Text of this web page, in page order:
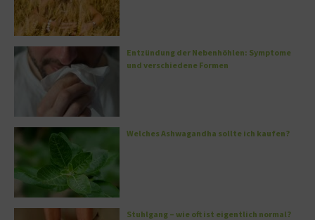
Entzündung der Nebenhöhlen: Symptome
und verschiedene Formen
Welches Ashwagandha sollte ich kaufen?
Stuhlgang – wie oft ist eigentlich normal?